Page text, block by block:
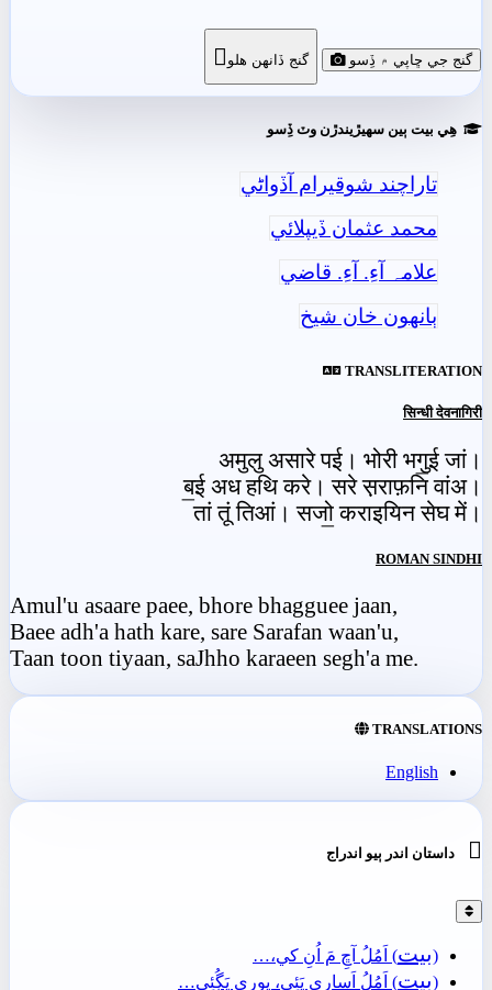
گنج جي ڇاپي ۾ ڏِسو گنج ڏانھن ھلو 
ھِي بيت ٻين سھيڙيندڙن وٽ ڏِسو
تاراچند شوقيرام آڏواڻي
محمد عثمان ڏيپلائي
علامہ آءِ. آءِ. قاضي
ٻانهون خان شيخ
TRANSLITERATION
सिन्धी देवनागिरी
अमुलु असारे पई। भोरी भगु॒ई जां।
ब॒ई अध हथि करे। सरे स़राफ़नि वांअ।
तां तूं तिआं। सजो॒ कराइयिन सेघ में।
ROMAN SINDHI
Amul'u asaare paee, bhore bhagguee jaan,
Baee adh'a hath kare, sare Sarafan waan'u,
Taan toon tiyaan, saJhho karaeen segh'a me.
TRANSLATIONS
English
 داستان اندر ٻيو اندراج
(بيت) اَمُلُ آڇِ مَ اُنِ کي،…
(بيت) اَمُلُ اَساري پَئِي، ڀورِي ڀَڳُئِي…